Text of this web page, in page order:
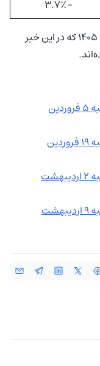
-۳.۷٪
قیمت طلا و سکه امروز چهارشنبه ۲۰ خرداد ۱۴۰۵ که در این خبر
قیمت انواع طلا و سکه امروز چهارشنبه 5 فروردین
قیمت انواع طلا و سکه امروز چهارشنبه 19 فروردین
قیمت انواع طلا و سکه امروز چهارشنبه 2 اردیبهشت
قیمت انواع طلا و سکه امروز چهارشنبه 9 اردیبهشت